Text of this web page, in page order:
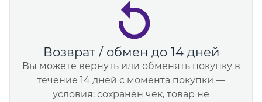
Возврат / обмен до 14 дней
Вы можете вернуть или обменять покупку в
течение 14 дней с момента покупки —
условия: сохранён чек, товар не